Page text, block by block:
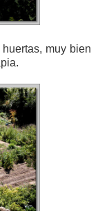
muy bien